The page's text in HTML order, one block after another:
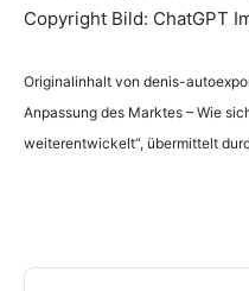
Copyright Bild: ChatGPT
Originalinhalt von denis-
Anpassung des Marktes – Wie
weiterentwickelt“, übermittelt